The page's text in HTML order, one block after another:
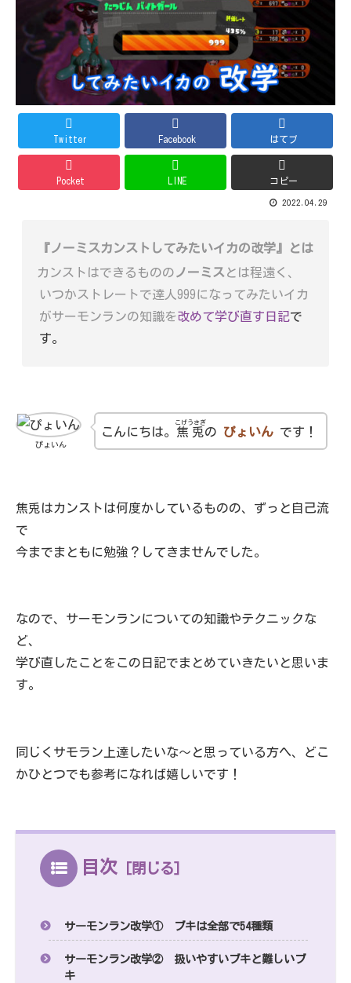
Twitter Facebook はてブ
Pocket LINE コピー
2022.04.29
『ノーミスカンストしてみたいイカの改学』とは
カンストはできるもののノーミスとは程遠く、
いつかストレートで達人999になってみたいイカ
がサーモンランの知識を改めて学び直す日記で
す。
ぴょいん
こんにちは。 焦兎
こげうさぎ
の ぴょいん です！
焦兎はカンストは何度かしているものの、ずっと自己流
で
今までまともに勉強？してきませんでした。
なので、サーモンランについての知識やテクニックな
ど、
学び直したことをこの日記でまとめていきたいと思いま
す。
同じくサモラン上達したいな～と思っている方へ、どこ
かひとつでも参考になれば嬉しいです！
目次
サーモンラン改学① ブキは全部で54種類
サーモンラン改学② 扱いやすいブキと難しいブ
キ